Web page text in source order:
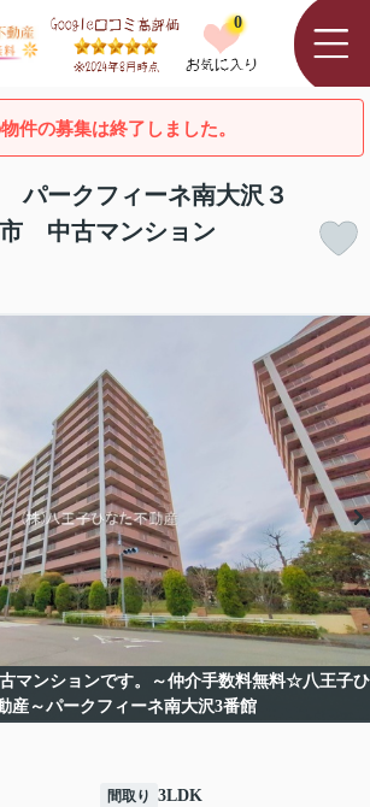
0
件の募集は終了しました。
ークフィーネ南大沢３
中古マンション
古マンションです。～仲介手数料無料☆八王子ひ
産～パークフィーネ南大沢3番館
間取り 3LDK